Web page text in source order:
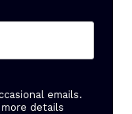
emails.
details